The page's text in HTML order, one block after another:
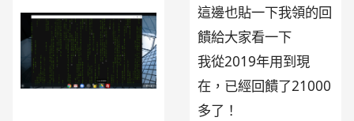
這邊也貼一下我領的回
饋給大家看一下
我從2019年用到現
在，已經回饋了21000
多了！